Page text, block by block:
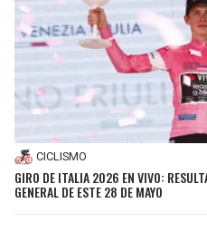
CICLISMO
GIRO DE ITALIA 2026 EN VIVO:
GENERAL DE ESTE 28 DE MAYO